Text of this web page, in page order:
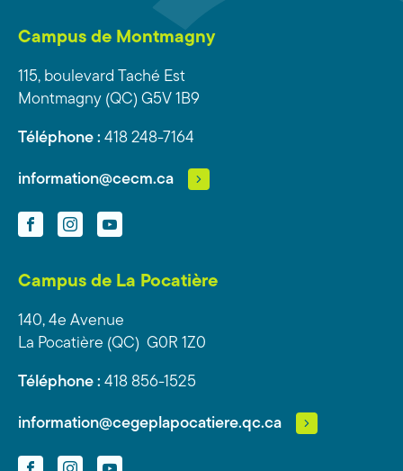
Campus de Montmagny
115, boulevard Taché Est
Montmagny (QC) G5V 1B9
Téléphone : 418 248-7164
information@cecm.ca
FacebookInstagramYouTube
Campus de La Pocatière
140, 4e Avenue
La Pocatière (QC) G0R 1Z0
Téléphone : 418 856-1525
information@cegeplapocatiere.qc.ca
FacebookInstagramYouTube